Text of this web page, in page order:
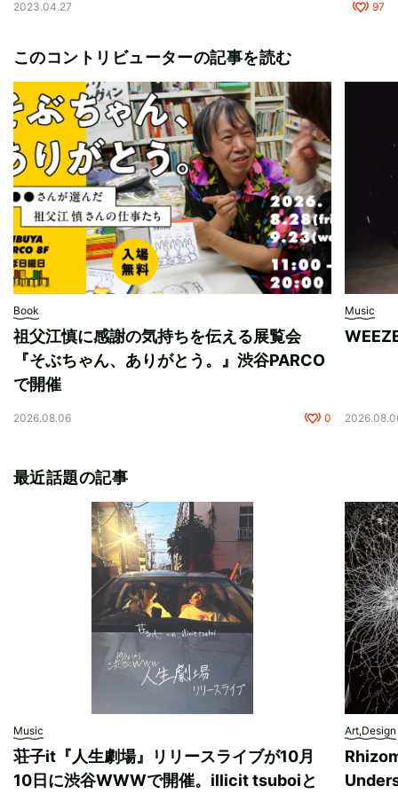
2023.04.27 97
このコントリビューターの記事を読む
Book
祖父江慎に感謝の気持ちを伝える展覧会
『そぶちゃん、ありがとう。』渋谷PARCO
で開催
2026.08.06 0
Music
最近話題の記事
Music
荘子it『人生劇場』リリースライブが10月
10日に渋谷WWWで開催。illicit tsuboiと
Art,Design